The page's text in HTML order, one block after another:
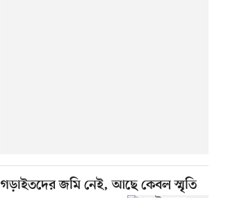
গড়াইতদের জমি নেই, আছে কেবল স্মৃতি